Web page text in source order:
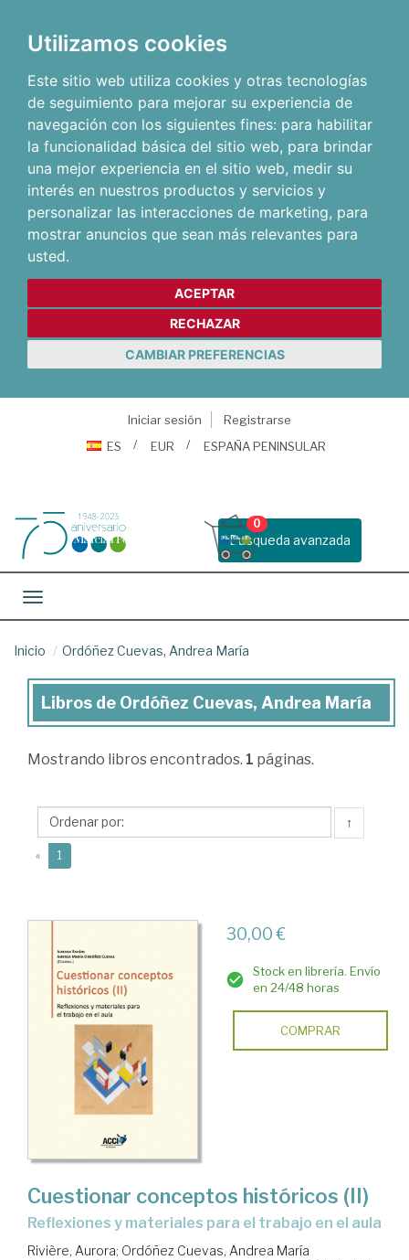
Utilizamos cookies
Este sitio web utiliza cookies y otras tecnologías
de seguimiento para mejorar su experiencia de
navegación con los siguientes fines: para habilitar
la funcionalidad básica del sitio web, para brindar
una mejor experiencia en el sitio web, medir su
interés en nuestros productos y servicios y
personalizar las interacciones de marketing, para
mostrar anuncios que sean más relevantes para
usted.
ACEPTAR
RECHAZAR
CAMBIAR PREFERENCIAS
Iniciar sesión
Registrarse
ES
EUR ESPAÑA PENINSULAR
Busqueda avanzada
0
Toggle navigation
Inicio Ordóñez Cuevas, Andrea María
Libros
Ordóñez
Andrea
María
Libros de Ordóñez Cuevas, Andrea María
Mostrando libros encontrados. 1 páginas.
↑
« 1
30,00 €
Stock en librería. Envío
en 24/48 horas
COMPRAR
Cuestionar conceptos históricos (II)
Reflexiones y materiales para el trabajo en el aula
Rivière, Aurora; Ordóñez Cuevas, Andrea María